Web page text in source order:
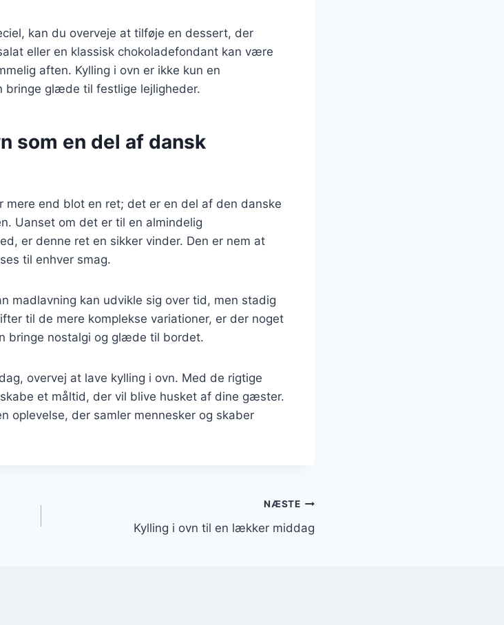
kan du overveje at tilføje en dessert, der
eller en klassisk chokoladefondant kan være
aften. Kylling i ovn er ikke kun en
bringe glæde til festlige lejligheder.
som en del af dansk
mere end blot en ret; det er en del af den danske
Uanset om det er til en almindelig
er denne ret en sikker vinder. Den er nem at
til enhver smag.
madlavning kan udvikle sig over tid, men stadig
til de mere komplekse variationer, er der noget
bringe nostalgi og glæde til bordet.
overvej at lave kylling i ovn. Med de rigtige
et måltid, der vil blive husket af dine gæster.
oplevelse, der samler mennesker og skaber
NÆSTE
Kylling i ovn til en lækker middag